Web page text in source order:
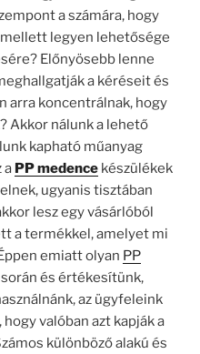
a számára, hogy
legyen lehetősége
Előnyösebb lenne
a kéréseit és
arra koncentrálnak, hogy
Akkor nálunk a lehető
kapható műanyag
a PP medencekészülékek
ugyanis tisztában
lesz egy vásárlóból
a termékkel, amelyet mi
emiatt olyan PP
során és értékesítünk,
az ügyfeleink
valóban azt kapják a
különböző alakú és